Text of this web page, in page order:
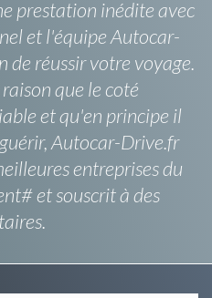
prestation inédite avec
et l'équipe Autocar-
de réussir votre voyage.
que le coté
et qu'en principe il
Autocar-Drive.fr
entreprises du
et souscrit à des